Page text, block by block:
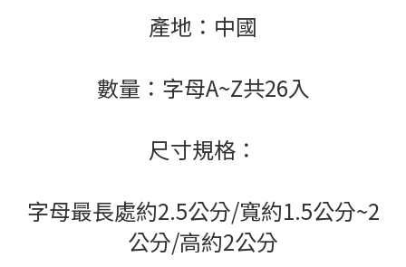
產地：中國
數量：字母A~Z共26入
尺寸規格：
字母最長處約2.5公分/寬約1.5公分~2
公分/高約2公分